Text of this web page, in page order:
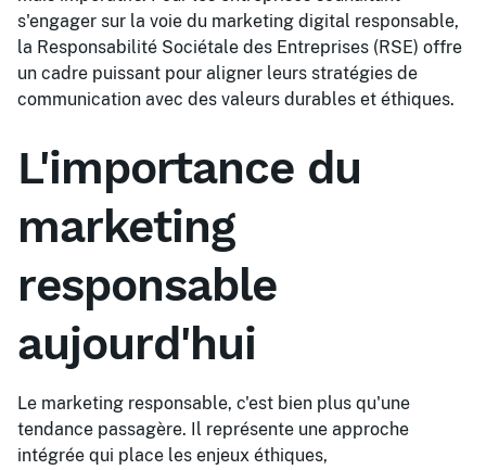
s'engager sur la voie du marketing digital responsable,
la Responsabilité Sociétale des Entreprises (RSE) offre
un cadre puissant pour aligner leurs stratégies de
communication avec des valeurs durables et éthiques.
L'importance du
marketing
responsable
aujourd'hui
Le marketing responsable, c'est bien plus qu'une
tendance passagère. Il représente une approche
intégrée qui place les enjeux éthiques,